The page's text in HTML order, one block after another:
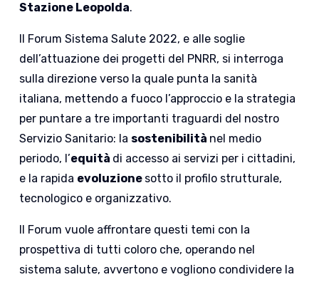
Stazione Leopolda.
Il Forum Sistema Salute 2022, e alle soglie
dell’attuazione dei progetti del PNRR, si interroga
sulla direzione verso la quale punta la sanità
italiana, mettendo a fuoco l’approccio e la strategia
per puntare a tre importanti traguardi del nostro
Servizio Sanitario: la sostenibilità nel medio
periodo, l’equità di accesso ai servizi per i cittadini,
e la rapida evoluzione sotto il profilo strutturale,
tecnologico e organizzativo.
Il Forum vuole affrontare questi temi con la
prospettiva di tutti coloro che, operando nel
sistema salute, avvertono e vogliono condividere la